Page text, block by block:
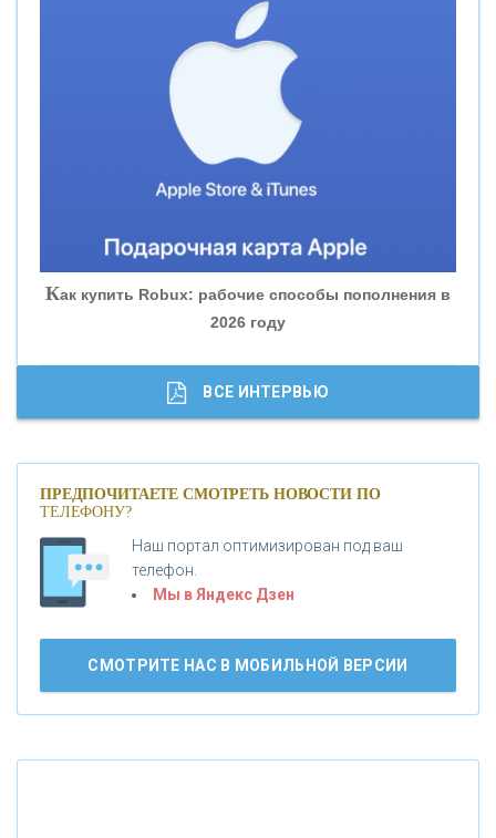
«ВНЕШПРОМБАНК»
«БАНК ГЛОБЭКС»
«СОВКОМБАНК»
«ГАЗПРОМБАНК»
«МОСКОВСКИЙ КРЕДИТНЫЙ БАНК»
«БАНК ВОЗРОЖДЕНИЕ»
АО «КРЕДИТ ЕВРОПА БАНК»
Как купить Robux: рабочие способы пополнения в
2026 году
Банки.ру обновил логотип впервые за 19 лет -
ВСЕ ИНТЕРВЬЮ
ПРЕДПОЧИТАЕТЕ СМОТРЕТЬ НОВОСТИ ПО
ТЕЛЕФОНУ?
Наш портал оптимизирован под ваш
телефон.
Мы в Яндекс Дзен
СМОТРИТЕ НАС В МОБИЛЬНОЙ ВЕРСИИ